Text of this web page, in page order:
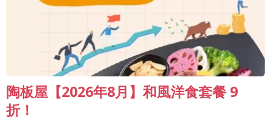
陶板屋【2026年8月】和風洋食套餐 9
折！